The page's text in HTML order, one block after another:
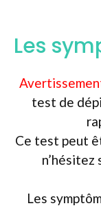
Les
test de
Ce test peut
Les